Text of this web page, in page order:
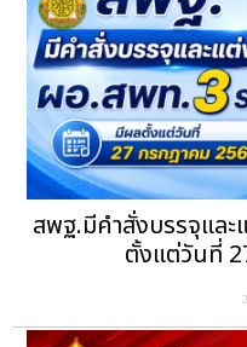
สพฐ.มีคำสั่งบรรจุแล
ตั้งแต่วันที่